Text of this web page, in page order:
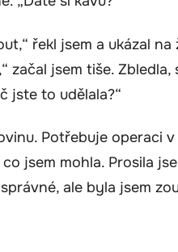
řekl jsem a ukázal
začal jsem tiše.
jste to udělala?“
Potřebuje operaci
jsem mohla. Prosila
ale byla jsem